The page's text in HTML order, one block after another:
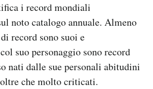
i record mondiali
noto catalogo annuale. Almeno
record sono suoi e
suo personaggio sono record
nati dalle sue personali abitudini
che molto criticati.